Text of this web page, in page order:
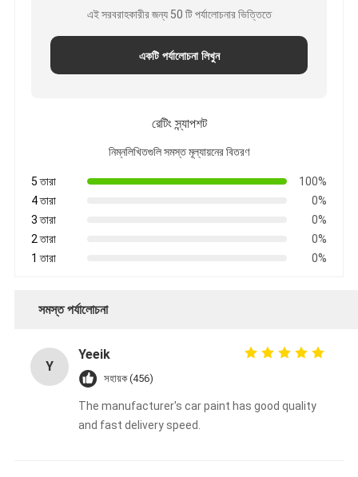
এই সরবরাহকারীর জন্য 50 টি পর্যালোচনার ভিত্তিতে
একটি পর্যালোচনা লিখুন
রেটিং স্ন্যাপশট
নিম্নলিখিতগুলি সমস্ত মূল্যায়নের বিতরণ
5 তারা
100%
4 তারা
0%
3 তারা
0%
2 তারা
0%
1 তারা
0%
সমস্ত পর্যালোচনা
Y
Yeeik
সহায়ক (456)
The manufacturer's car paint has good quality
and fast delivery speed.